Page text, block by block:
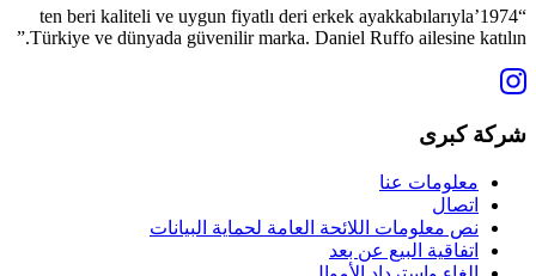
“1974’ten beri kaliteli ve uygun fiyatlı deri erkek ayakkabılarıyla
Türkiye ve dünyada güvenilir marka. Daniel Ruffo ailesine katılın.”
شركة كبرى
معلومات عنا
اتصال
نص معلومات اللائحة العامة لحماية البيانات
اتفاقية البيع عن بعد